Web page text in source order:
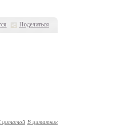
Поделиться
цитатой В цитатник